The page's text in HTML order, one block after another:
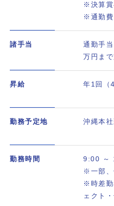
※決算賞
※通勤費
諸手当
通勤手
万円まで
昇給 年1回（4
勤務予定地 沖縄本
勤務時間
9:00 ～
※一部、
※時差勤
ェクト